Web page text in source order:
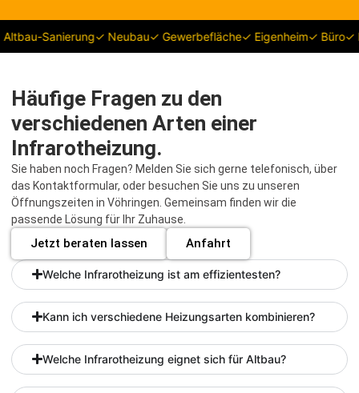
Sanierung✓ Neubau✓ Gewerbefläche✓ Eigenheim✓ Büro✓
Welche Infrarotheizung ist am effizientesten?
Kann ich verschiedene Heizungsarten kombinieren?
Welche Infrarotheizung eignet sich für Altbau?
Häufige Fragen zu den
verschiedenen Arten einer
Infrarotheizung.
Sie haben noch Fragen? Melden Sie sich gerne telefonisch, über
das Kontaktformular, oder besuchen Sie uns zu unseren
Öffnungszeiten in Vöhringen. Gemeinsam finden wir die
passende Lösung für Ihr Zuhause.
Jetzt beraten lassen Anfahrt